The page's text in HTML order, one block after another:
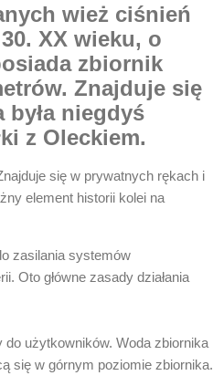
wież ciśnień
XX wieku, o
zbiornik
Znajduje się
niegdyś
z Oleckiem.
się w prywatnych rękach i
element historii kolei na
zasilania systemów
Oto główne zasady działania
użytkowników. Woda zbiornika
się w górnym poziomie zbiornika.